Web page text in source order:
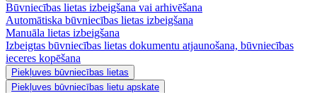
Būvniecības lietas izbeigšana vai arhivēšana
Automātiska būvniecības lietas izbeigšana
Manuāla lietas izbeigšana
Izbeigtas būvniecības lietas dokumentu atjaunošana, būvniecības
ieceres kopēšana
Piekļuves būvniecības lietas
Piekļuves būvniecības lietu apskate